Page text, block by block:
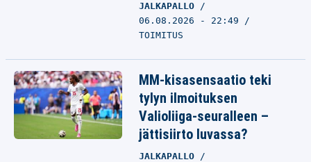
JALKAPALLO
06.08.2026 - 22:49
TOIMITUS
MM-kisasensaatio teki
tylyn ilmoituksen
Valioliiga-seuralleen –
jättisiirto luvassa?
JALKAPALLO